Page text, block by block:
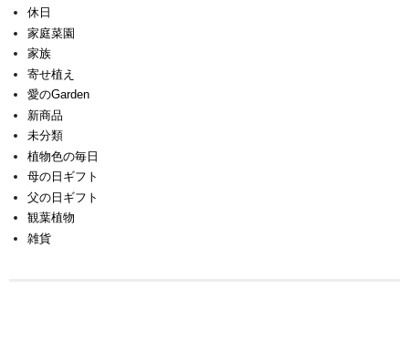
休日
家庭菜園
家族
寄せ植え
愛のGarden
新商品
未分類
植物色の毎日
母の日ギフト
父の日ギフト
観葉植物
雑貨